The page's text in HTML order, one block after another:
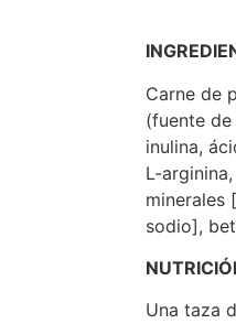
Carne de
(fuente
inulina,
L-
minerales
sodio],
Una taza